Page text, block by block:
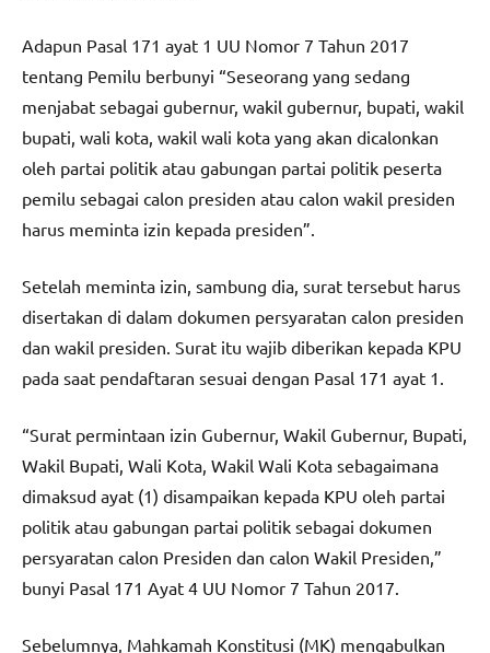
Adapun Pasal 171 ayat 1 UU Nomor 7 Tahun 2017
tentang Pemilu berbunyi “Seseorang yang sedang
menjabat sebagai gubernur, wakil gubernur, bupati, wakil
bupati, wali kota, wakil wali kota yang akan dicalonkan
oleh partai politik atau gabungan partai politik peserta
pemilu sebagai calon presiden atau calon wakil presiden
harus meminta izin kepada presiden”.
Setelah meminta izin, sambung dia, surat tersebut harus
disertakan di dalam dokumen persyaratan calon presiden
dan wakil presiden. Surat itu wajib diberikan kepada KPU
pada saat pendaftaran sesuai dengan Pasal 171 ayat 1.
“Surat permintaan izin Gubernur, Wakil Gubernur, Bupati,
Wakil Bupati, Wali Kota, Wakil Wali Kota sebagaimana
dimaksud ayat (1) disampaikan kepada KPU oleh partai
politik atau gabungan partai politik sebagai dokumen
persyaratan calon Presiden dan calon Wakil Presiden,”
bunyi Pasal 171 Ayat 4 UU Nomor 7 Tahun 2017.
Sebelumnya, Mahkamah Konstitusi (MK) mengabulkan